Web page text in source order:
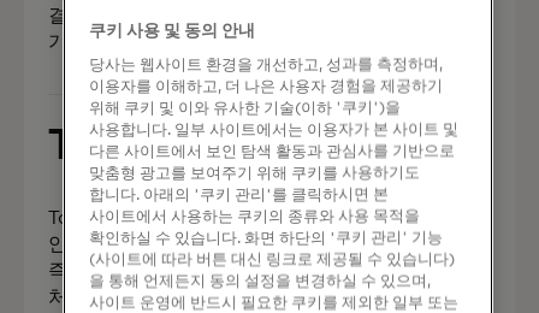
결제 레일을 제공하는 풀 서비스 API
기반의 맞춤형 결제 플랫폼입니다.
Taba Pay
TabaPay는 핀테크 혁신가을 위해
안전하고 신뢰할 수 있으며 비용 효율적인
즉시 결제를 지원하는 풀스택 결제
처리업체입니다.
쿠키 사용 및 동의 안내
당사는 웹사이트 환경을 개선하고, 성과를 측정하며,
이용자를 이해하고, 더 나은 사용자 경험을 제공하기
위해 쿠키 및 이와 유사한 기술(이하 '쿠키')을
사용합니다. 일부 사이트에서는 이용자가 본 사이트 및
다른 사이트에서 보인 탐색 활동과 관심사를 기반으로
맞춤형 광고를 보여주기 위해 쿠키를 사용하기도
합니다. 아래의 '쿠키 관리'를 클릭하시면 본
사이트에서 사용하는 쿠키의 종류와 사용 목적을
확인하실 수 있습니다. 화면 하단의 '쿠키 관리' 기능
(사이트에 따라 버튼 대신 링크로 제공될 수 있습니다)
을 통해 언제든지 동의 설정을 변경하실 수 있으며,
사이트 운영에 반드시 필요한 쿠키를 제외한 일부 또는